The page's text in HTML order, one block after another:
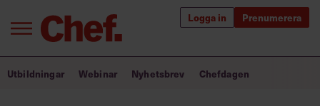
Logga in Prenumerera
Bra ledare förändrar världen
Utbildningar Webinar Nyhetsbrev Chefdagen